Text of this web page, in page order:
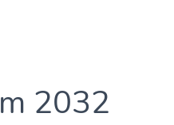
2032